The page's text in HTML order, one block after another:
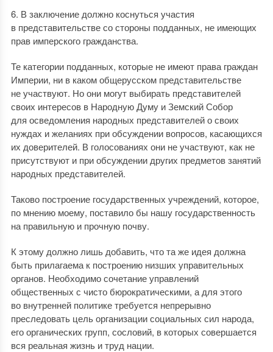
6. В заключение должно коснуться участия
в представительстве со стороны подданных, не имеющих
прав имперского гражданства.
Те категории подданных, которые не имеют права граждан
Империи, ни в каком общерусском представительстве
не участвуют. Но они могут выбирать представителей
своих интересов в Народную Думу и Земский Собор
для осведомления народных представителей о своих
нуждах и желаниях при обсуждении вопросов, касающихся
их доверителей. В голосованиях они не участвуют, как не
присутствуют и при обсуждении других предметов занятий
народных представителей.
Таково построение государственных учреждений, которое,
по мнению моему, поставило бы нашу государственность
на правильную и прочную почву.
К этому должно лишь добавить, что та же идея должна
быть прилагаема к построению низших управительных
органов. Необходимо сочетание управлений
общественных с чисто бюрократическими, а для этого
во внутренней политике требуется непрерывно
преследовать цель организации социальных сил народа,
его органических групп, сословий, в которых совершается
вся реальная жизнь и труд нации.